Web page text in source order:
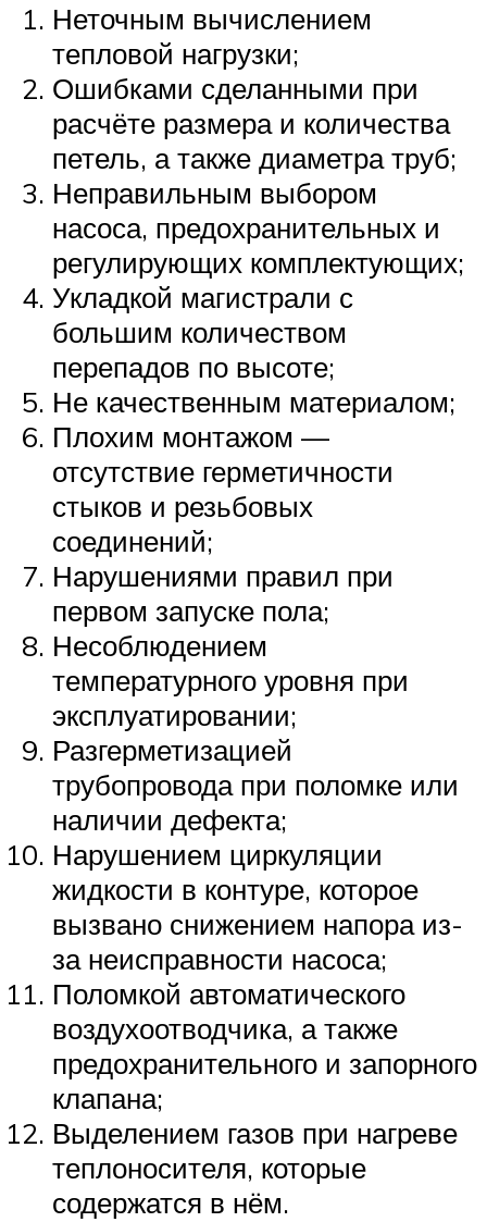
Неточным вычислением
тепловой нагрузки;
Ошибками сделанными при
расчёте размера и количества
петель, а также диаметра труб;
Неправильным выбором
насоса, предохранительных и
регулирующих комплектующих;
Укладкой магистрали с
большим количеством
перепадов по высоте;
Не качественным материалом;
Плохим монтажом —
отсутствие герметичности
стыков и резьбовых
соединений;
Нарушениями правил при
первом запуске пола;
Несоблюдением
температурного уровня при
эксплуатировании;
Разгерметизацией
трубопровода при поломке или
наличии дефекта;
Нарушением циркуляции
жидкости в контуре, которое
вызвано снижением напора из-
за неисправности насоса;
Поломкой автоматического
воздухоотводчика, а также
предохранительного и запорного
клапана;
Выделением газов при нагреве
теплоносителя, которые
содержатся в нём.